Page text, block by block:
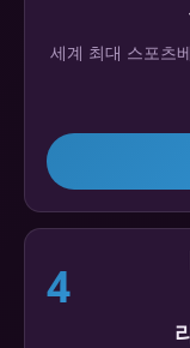
세계 최대 스포츠
4